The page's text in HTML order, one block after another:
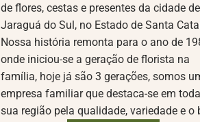
de flores, cestas e presentes da cidade de
Jaraguá do Sul, no Estado de Santa
Nossa história remonta para o ano de
onde iniciou-se a geração de florista na
família, hoje já são 3 gerações, somos
empresa familiar que destaca-se em
sua região pela qualidade, variedade e o